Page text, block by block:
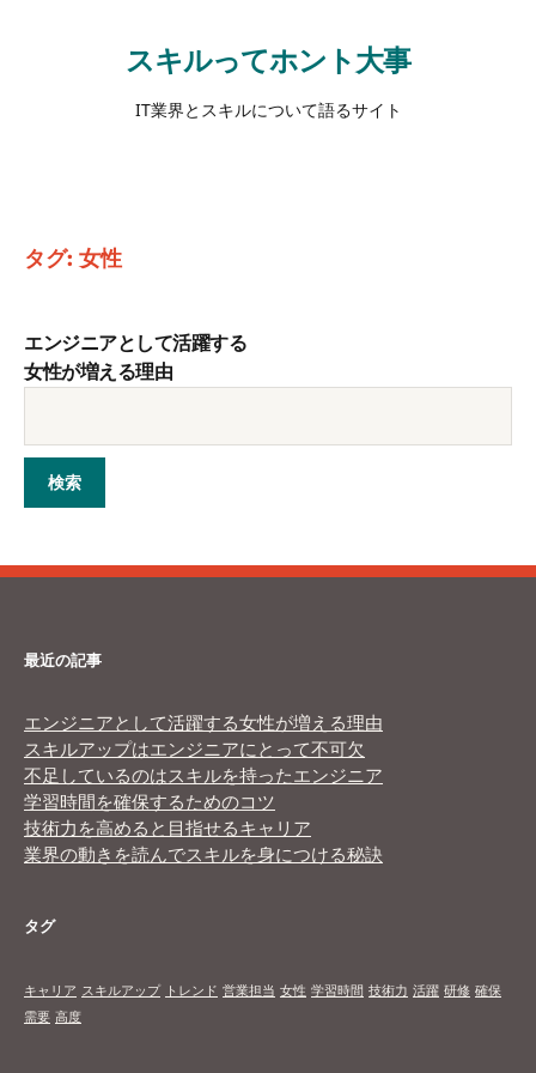
スキルってホント大事
IT業界とスキルについて語るサイト
タグ: 女性
エンジニアとして活躍する
女性が増える理由
最近の記事
エンジニアとして活躍する女性が増える理由
スキルアップはエンジニアにとって不可欠
不足しているのはスキルを持ったエンジニア
学習時間を確保するためのコツ
技術力を高めると目指せるキャリア
業界の動きを読んでスキルを身につける秘訣
タグ
キャリア スキルアップ トレンド 営業担当 女性 学習時間 技術力 活躍 研修 確保
需要 高度